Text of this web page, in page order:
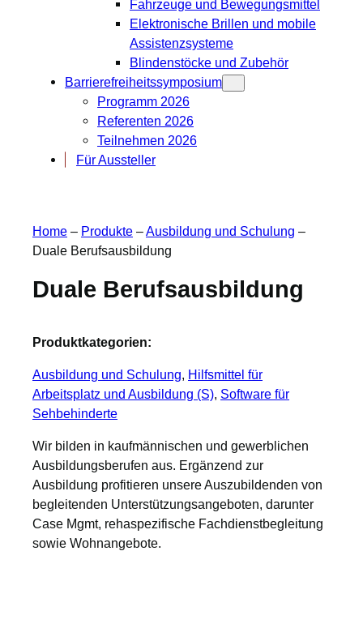
Fahrzeuge und Bewegungsmittel
Elektronische Brillen und mobile
Assistenzsysteme
Blindenstöcke und Zubehör
Barrierefreiheitssymposium
Programm 2026
Referenten 2026
Teilnehmen 2026
Für Aussteller
Home – Produkte –Ausbildung und Schulung –
Duale Berufsausbildung
Duale Berufsausbildung
Produktkategorien:
Ausbildung und Schulung, Hilfsmittel für
Arbeitsplatz und Ausbildung (S), Software für
Sehbehinderte
Wir bilden in kaufmännischen und gewerblichen
Ausbildungsberufen aus. Ergänzend zur
Ausbildung profitieren unsere Auszubildenden von
begleitenden Unterstützungsangeboten, darunter
Case Mgmt, rehaspezifische Fachdienstbegleitung
sowie Wohnangebote.